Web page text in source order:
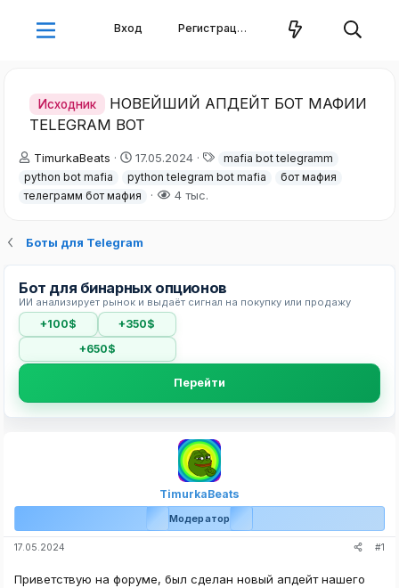
Вход Регистрация
Исходник
НОВЕЙШИЙ АПДЕЙТ БОТ МАФИИ
TELEGRAM BOT
А
в
т
о
м
ы
TimurkaBeats
Д
а
т
а
а
л
а
17.05.2024
Т
е
mafia bot telegramm
python bot mafia
python telegram bot mafia
бот мафия
телеграмм бот мафия
4 тыс.
Боты для Telegram
Бот для бинарных опционов
ИИ анализирует рынок и выдаёт сигнал на покупку или продажу
+100$
+350$
+650$
Перейти
TimurkaBeats
Модератор
17.05.2024 #1
Приветствую на форуме, был сделан новый апдейт нашего